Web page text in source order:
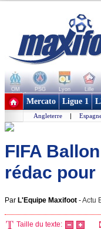
OM PSG Lyon Lille
+ de clubs
Mercato Ligue 1
Angleterre |
FIFA
rédac pour
Par L'Equipe Maxifoot -Actu
Taille du texte: